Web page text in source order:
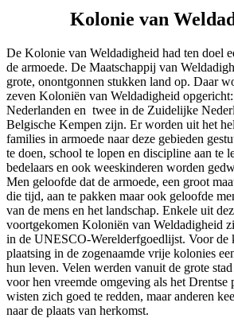
Kolonie van
De Kolonie van Weldadigheid had ten doel
de armoede. De Maatschappij van
grote, onontgonnen stukken land op. Daar
zeven Koloniën van Weldadigheid
Nederlanden en twee in de Zuidelijke
Belgische Kempen zijn. Er worden uit het
families in armoede naar deze gebieden
te doen, school te lopen en discipline aan te
bedelaars en ook weeskinderen worden
Men geloofde dat de armoede, een groot
die tijd, aan te pakken maar ook geloofde
van de mens en het landschap. Enkele uit
voortgekomen Koloniën van Weldadigheid
in de UNESCO-Werelderfgoedlijst. Voor de
plaatsing in de zogenaamde vrije kolonies
hun leven. Velen werden vanuit de grote stad
voor hen vreemde omgeving als het Drentse
wisten zich goed te redden, maar anderen
naar de plaats van herkomst.